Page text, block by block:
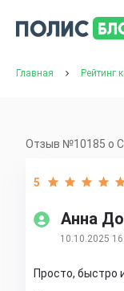
Главная Рейтинг
Отзыв №10185 о
Анна
5
10.10.2025
Просто, быстро